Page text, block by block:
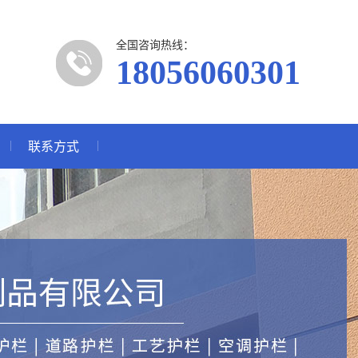
全国咨询热线：
18056060301
联系方式